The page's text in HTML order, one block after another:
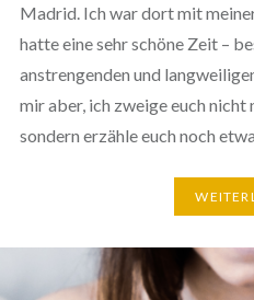
Madrid. Ich war dort mit
hatte eine sehr schöne Zeit –
anstrengenden und
mir aber, ich zweige euch nicht
sondern erzähle euch noch